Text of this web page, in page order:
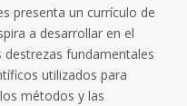
presenta un currículo de
a desarrollar en el
fundamentales
utilizados para
métodos y las